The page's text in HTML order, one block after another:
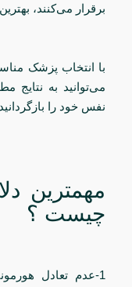
برقرار می‌کنند،
با انتخاب پزشک
می‌توانید به نتایج
نفس خود را
مهمترین
چیست ؟
1-عدم تعادل